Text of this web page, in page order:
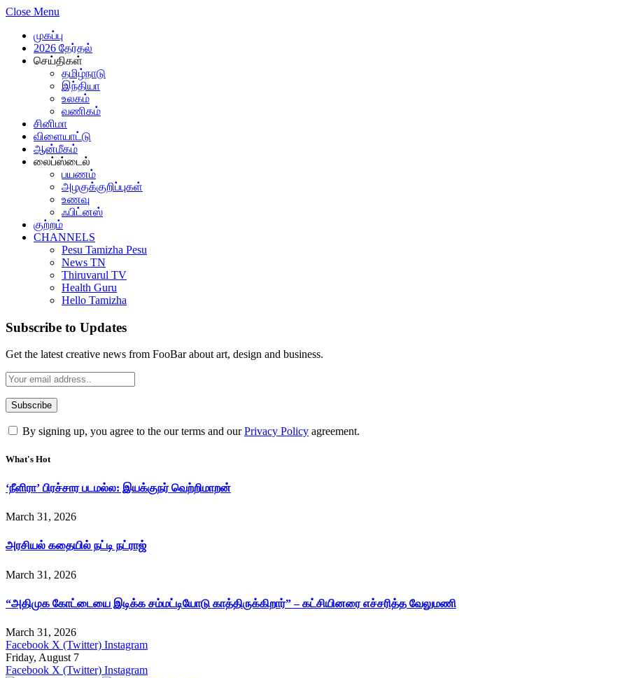
Close Menu
முகப்பு
2026 தேர்தல்
செய்திகள்
தமிழ்நாடு
இந்தியா
உலகம்
வணிகம்
சினிமா
விளையாட்டு
ஆன்மீகம்
லைப்ஸ்டைல்
பயணம்
அழகுக்குறிப்புகள்
உணவு
ஃபிட்னஸ்
குற்றம்
CHANNELS
Pesu Tamizha Pesu
News TN
Thiruvarul TV
Health Guru
Hello Tamizha
Subscribe to Updates
Get the latest creative news from FooBar about art, design and business.
By signing up, you agree to the our terms and ourPrivacy Policy agreement.
What's Hot
‘நீளிரா’ பிரச்சார படமல்ல: இயக்குநர் வெற்றிமாறன்
March 31, 2026
அரசியல் கதையில் நட்டி நட்ராஜ்
March 31, 2026
“அதிமுக கோட்டையை இடிக்க சம்மட்டியோடு காத்திருக்கிறார்” – கட்சியினரை எச்சரித்த வேலுமணி
March 31, 2026
Facebook X (Twitter) Instagram
Friday, August 7
Facebook X (Twitter) Instagram